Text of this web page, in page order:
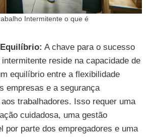
Intermitente o que é
A chave para o sucesso
reside na capacidade de
equilíbrio entre a flexibilidade
empresas e a segurança
trabalhadores. Isso requer uma
cuidadosa, uma gestão
por parte dos empregadores e uma